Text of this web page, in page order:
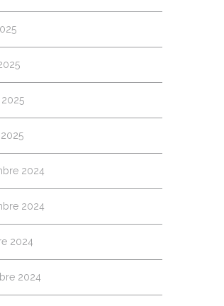
2024
2024
2024
2024